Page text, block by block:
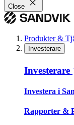
Close
Produkter &
Investerare
Investerare
Investera i
Rapporter &